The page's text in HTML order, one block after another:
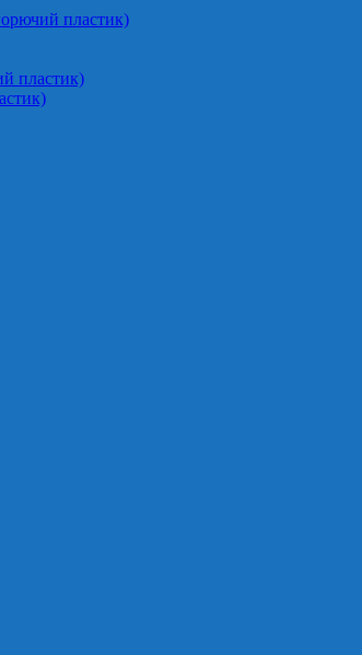
пластик)
пластик)